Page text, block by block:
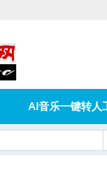
AI音乐一键转人